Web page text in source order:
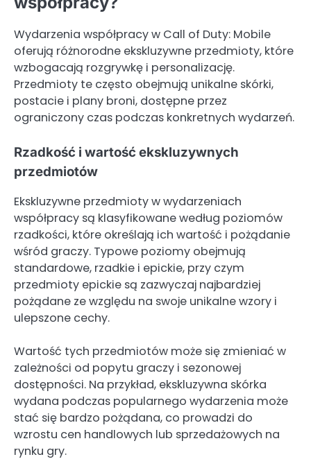
Wydarzenia współpracy w Call of Duty: Mobile
oferują różnorodne ekskluzywne przedmioty, które
wzbogacają rozgrywkę i personalizację.
Przedmioty te często obejmują unikalne skórki,
postacie i plany broni, dostępne przez
ograniczony czas podczas konkretnych wydarzeń.
Rzadkość i wartość ekskluzywnych
przedmiotów
Ekskluzywne przedmioty w wydarzeniach
współpracy są klasyfikowane według poziomów
rzadkości, które określają ich wartość i pożądanie
wśród graczy. Typowe poziomy obejmują
standardowe, rzadkie i epickie, przy czym
przedmioty epickie są zazwyczaj najbardziej
pożądane ze względu na swoje unikalne wzory i
ulepszone cechy.
Wartość tych przedmiotów może się zmieniać w
zależności od popytu graczy i sezonowej
dostępności. Na przykład, ekskluzywna skórka
wydana podczas popularnego wydarzenia może
stać się bardzo pożądana, co prowadzi do
wzrostu cen handlowych lub sprzedażowych na
rynku gry.